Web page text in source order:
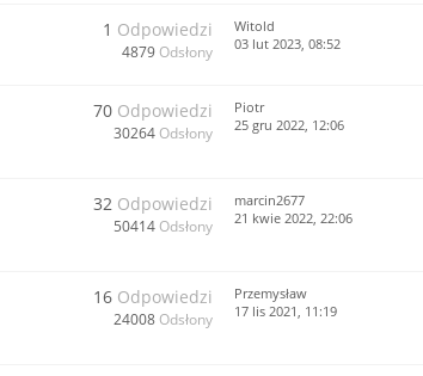
1 Odpowiedzi
4879 Odsłony
Witold
03 lut 2023, 08:52
70 Odpowiedzi
30264 Odsłony
Piotr
25 gru 2022, 12:06
32 Odpowiedzi
50414 Odsłony
marcin2677
21 kwie 2022, 22:06
16 Odpowiedzi
24008 Odsłony
Przemysław
17 lis 2021, 11:19